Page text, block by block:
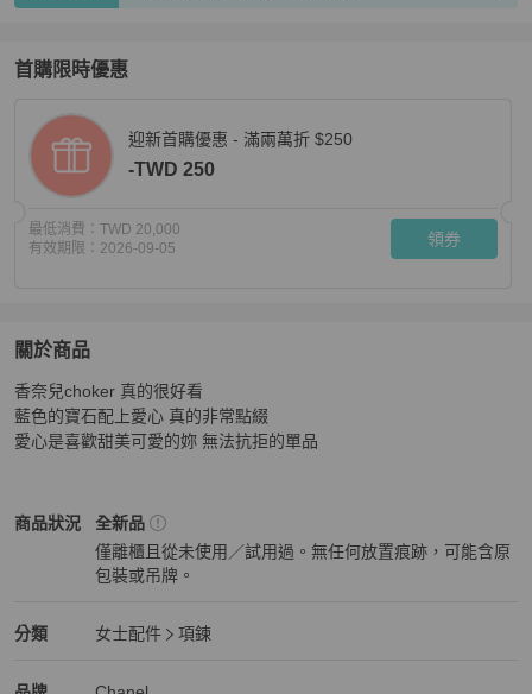
首購限時優惠
迎新首購優惠 - 滿兩萬折 $250
-TWD 250
最低消費： TWD 20,000
有效期限： 2026-09-05 領券
關於商品
關於香奈兒23C choker
香奈兒choker 真的很好看
藍色的寶石配上愛心 真的非常點綴
愛心是喜歡甜美可愛的妳 無法抗拒的單品
商品狀況
Chanel女士配件商品狀態與細節
全新品
僅離櫃且從未使用／試用過。無任何放置痕跡，可能含原
包裝或吊牌。
分類
Chanel 女士配件分類資訊
女士配件
項鍊